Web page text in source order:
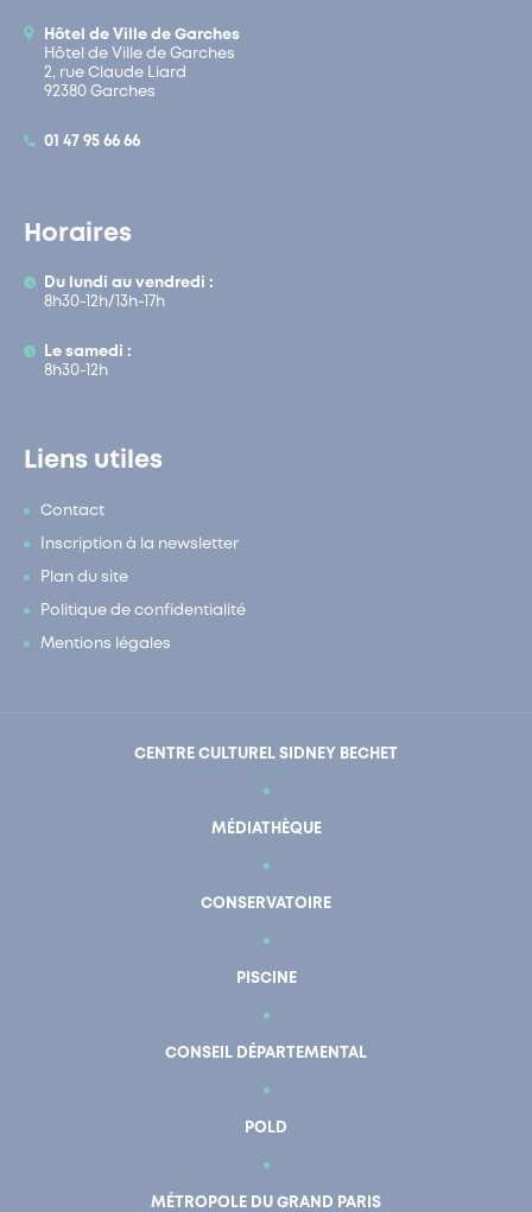
Hôtel de Ville de Garches
Hôtel de Ville de Garches
2, rue Claude Liard
92380 Garches
01 47 95 66 66
Horaires
Du lundi au vendredi :
8h30-12h/13h-17h
Le samedi :
8h30-12h
Liens utiles
Contact
Inscription à la newsletter
Plan du site
Politique de confidentialité
Mentions légales
CENTRE CULTUREL SIDNEY BECHET
MÉDIATHÈQUE
CONSERVATOIRE
PISCINE
CONSEIL DÉPARTEMENTAL
POLD
MÉTROPOLE DU GRAND PARIS
En un clic Mon compte